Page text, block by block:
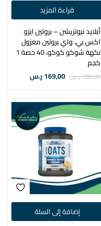
قراءة المزيد
أبلايد نيوتريشن – بروتين ايزو
اكس بي، واي بروتين معزول
نكهة شوكو كوكو، 40 حصة 1
كجم
188,00ر.س 169,00ر.س
إضافة إلى السلة